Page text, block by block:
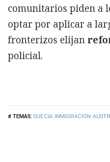
SUECIA INMIGRACIÓN
comunitarios piden a
optar por aplicar a
fronterizos elijan
policial.